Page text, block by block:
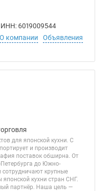
ИНН: 6019009544
О компании
Объявления
для японской кухни. С
и производит
поставок обширна. От
до Южно-
крупные
кухни стран СНГ.
партнёр. Наша цель —